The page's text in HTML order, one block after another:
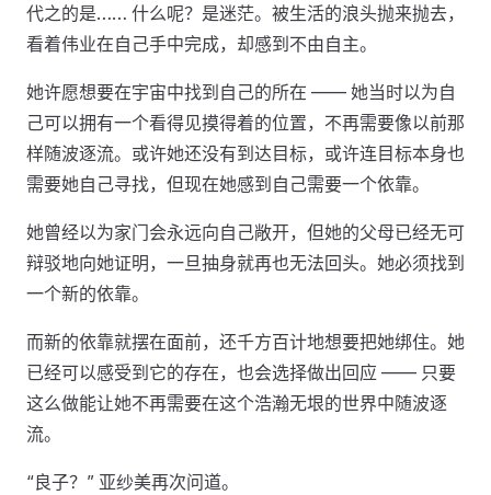
代之的是…… 什么呢？是迷茫。被生活的浪头抛来抛去，
看着伟业在自己手中完成，却感到不由自主。
她许愿想要在宇宙中找到自己的所在 —— 她当时以为自
己可以拥有一个看得见摸得着的位置，不再需要像以前那
样随波逐流。或许她还没有到达目标，或许连目标本身也
需要她自己寻找，但现在她感到自己需要一个依靠。
她曾经以为家门会永远向自己敞开，但她的父母已经无可
辩驳地向她证明，一旦抽身就再也无法回头。她必须找到
一个新的依靠。
而新的依靠就摆在面前，还千方百计地想要把她绑住。她
已经可以感受到它的存在，也会选择做出回应 —— 只要
这么做能让她不再需要在这个浩瀚无垠的世界中随波逐
流。
“良子？” 亚纱美再次问道。